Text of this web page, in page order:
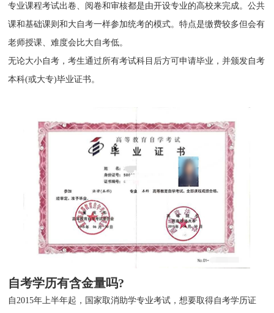
专业课程考试出卷、阅卷和审核都是由开设专业的高校来完成。公共
课和基础课则和大自考一样参加统考的模式。特点是缴费较多但会有
老师授课、难度会比大自考低。
无论大小自考，考生通过所有考试科目后方可申请毕业，并颁发自考
本科(或大专)毕业证书。
自考学历有含金量吗?
自2015年上半年起，国家取消助学专业考试，想要取得自考学历证